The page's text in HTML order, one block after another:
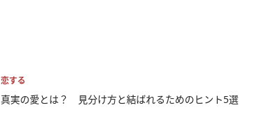
恋する
真実の愛とは？ 見分け方と結ばれるためのヒント5選